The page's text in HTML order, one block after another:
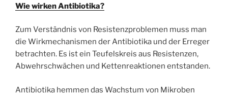
Wie wirken Antibiotika?
Zum Verständnis von Resistenzproblemen muss man
die Wirkmechanismen der Antibiotika und der Erreger
betrachten. Es ist ein Teufelskreis aus Resistenzen,
Abwehrschwächen und Kettenreaktionen entstanden.
Antibiotika hemmen das Wachstum von Mikroben